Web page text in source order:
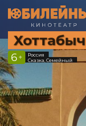
Хоттабыч
6 +
Россия
Сказка, Семейный